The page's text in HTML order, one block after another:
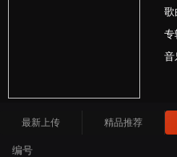
专
音
最新上传 精品推荐
编号